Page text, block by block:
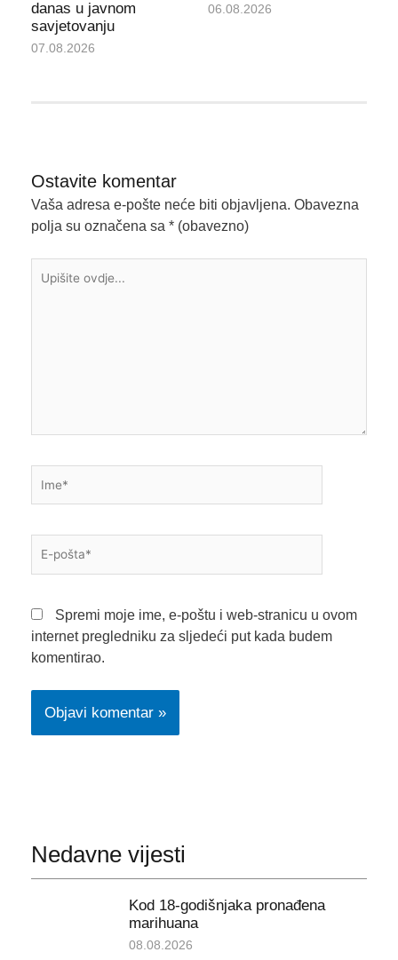
danas u javnom
savjetovanju
07.08.2026
06.08.2026
Ostavite komentar
Vaša adresa e-pošte neće biti objavljena. Obavezna
polja su označena sa * (obavezno)
ovdje...
pošta*
Spremi moje ime, e-poštu i web-stranicu u ovom
internet pregledniku za sljedeći put kada budem
komentirao.
Nedavne vijesti
Kod 18-godišnjaka pronađena
marihuana
08.08.2026